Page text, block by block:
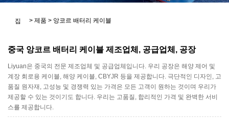
집 > 제품 > 앙코르 배터리 케이블
중국 앙코르 배터리 케이블 제조업체, 공급업체, 공장
Liyuan은 중국의 전문 제조업체 및 공급업체입니다. 우리 공장은 해양 제어 및
계장 회로용 케이블, 해양 케이블, CBYJR 등을 제공합니다. 극단적인 디자인, 고
품질 원자재, 고성능 및 경쟁력 있는 가격은 모든 고객이 원하는 것이며 우리가
제공할 수 있는 것이기도 합니다. 우리는 고품질, 합리적인 가격 및 완벽한 서비
스를 제공합니다.